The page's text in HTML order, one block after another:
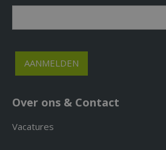
Over ons & Contact
Vacatures